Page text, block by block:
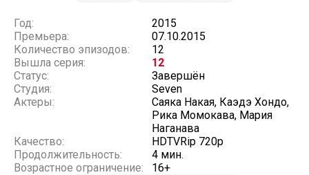
Год:
2015
Премьера:
07.10.2015
Количество эпизодов:
12
Вышла серия:
12
Статус:
Завершён
Студия:
Seven
Актеры:
Саяка Накая, Каэдэ Хондо,
Рика Момокава, Мария
Наганава
Качество:
HDTVRip 720p
Продолжительность:
4 мин.
Возрастное ограничение:
16+